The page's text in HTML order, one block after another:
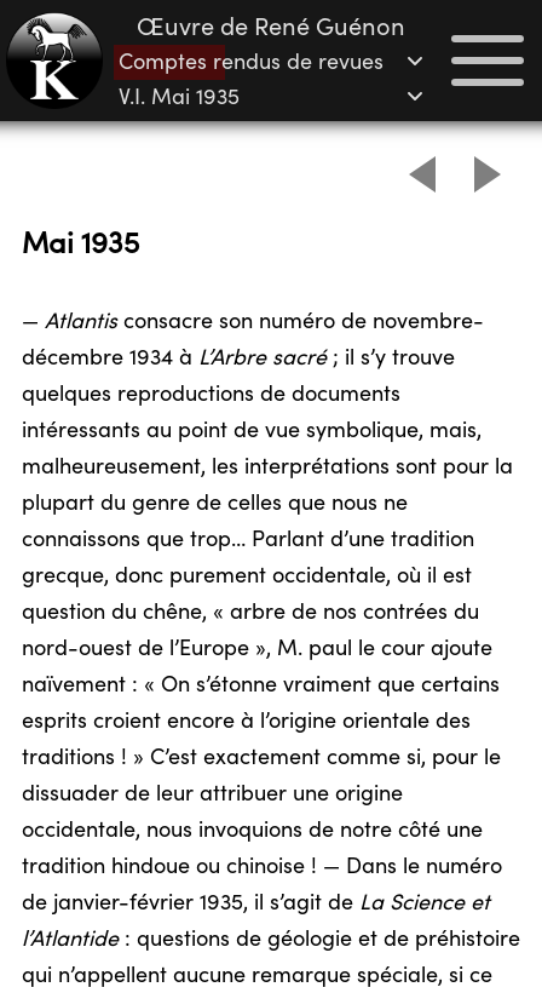
Œuvre de René Guénon
Comptes rendus de revues
V.I. Mai 1935
Mai 1935
— Atlantisconsacre son numéro de novembre-
décembre 1934 à L’Arbre sacré; il s’y trouve
quelques reproductions de documents
intéressants au point de vue symbolique, mais,
malheureusement, les interprétations sont pour la
plupart du genre de celles que nous ne
connaissons que trop… Parlant d’une tradition
grecque, donc purement occidentale, où il est
question du chêne, « arbre de nos contrées du
nord-ouest de l’Europe », M. paul le cour ajoute
naïvement : « On s’étonne vraiment que certains
esprits croient encore à l’origine orientale des
traditions ! » C’est exactement comme si, pour le
dissuader de leur attribuer une origine
occidentale, nous invoquions de notre côté une
tradition hindoue ou chinoise ! — Dans le numéro
de janvier-février 1935, il s’agit de La Science et
l’Atlantide: questions de géologie et de préhistoire
qui n’appellent aucune remarque spéciale, si ce